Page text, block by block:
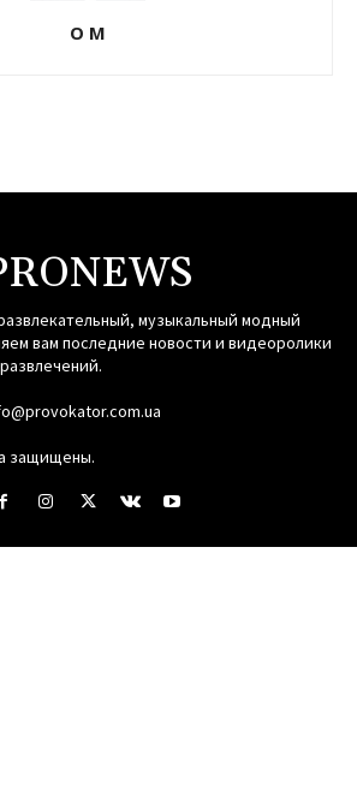
О М
музыкальный модный
вам последние новости и видеоролики
защищены.